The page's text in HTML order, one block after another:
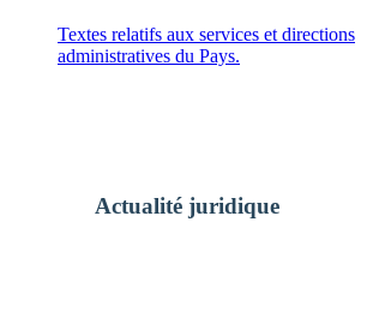
Textes relatifs aux services et directions
administratives du Pays.
Actualité juridique